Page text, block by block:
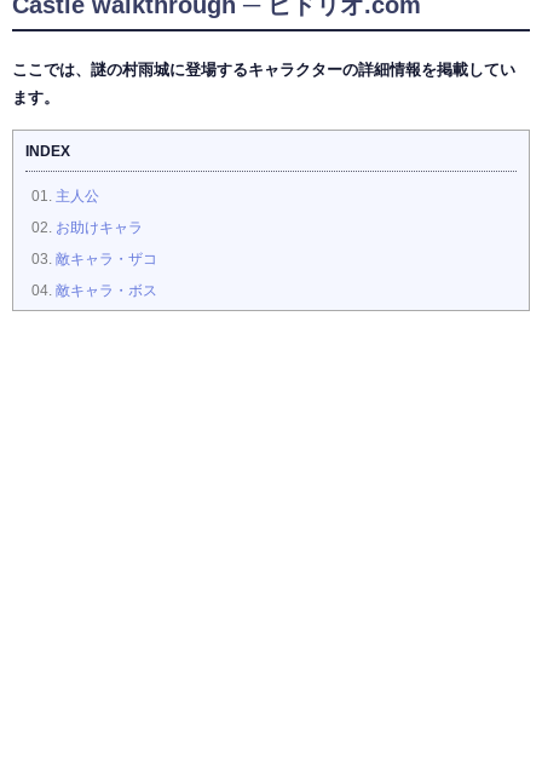
ここでは、謎の村雨城に登場するキャラクターの詳細情報を掲載してい
ます。
INDEX
主人公
お助けキャラ
敵キャラ・ザコ
敵キャラ・ボス